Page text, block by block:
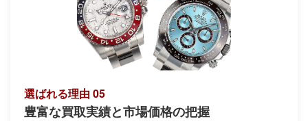
選ばれる理由 05
豊富な買取実績と市場価格の把握